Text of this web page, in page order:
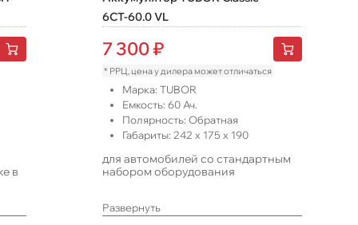
в
6СТ-60.0 VL
7 300₽
* РРЦ, цена у дилера может отличаться
Марка: TUBOR
Емкость: 60Ач.
Полярность: Обратная
Габариты: 242 x 175 x 190
для автомобилей со стандартным
набором оборудования
Развернуть